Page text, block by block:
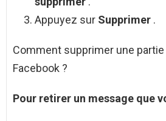
Appuyez sur Supprimer .
Comment supprimer une partie
Facebook ?
Pour retirer un message que